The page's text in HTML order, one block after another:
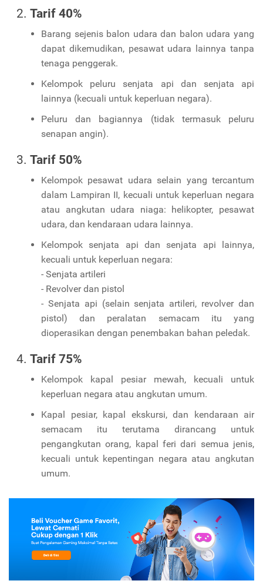
Tarif 40%
Barang sejenis balon udara dan balon udara yang
dapat dikemudikan, pesawat udara lainnya tanpa
tenaga penggerak.
Kelompok peluru senjata api dan senjata api
lainnya (kecuali untuk keperluan negara).
Peluru dan bagiannya (tidak termasuk peluru
senapan angin).
Tarif 50%
Kelompok pesawat udara selain yang tercantum
dalam Lampiran II, kecuali untuk keperluan negara
atau angkutan udara niaga: helikopter, pesawat
udara, dan kendaraan udara lainnya.
Kelompok senjata api dan senjata api lainnya,
kecuali untuk keperluan negara:
- Senjata artileri
- Revolver dan pistol
- Senjata api (selain senjata artileri, revolver dan
pistol) dan peralatan semacam itu yang
dioperasikan dengan penembakan bahan peledak.
Tarif 75%
Kelompok kapal pesiar mewah, kecuali untuk
keperluan negara atau angkutan umum.
Kapal pesiar, kapal ekskursi, dan kendaraan air
semacam itu terutama dirancang untuk
pengangkutan orang, kapal feri dari semua jenis,
kecuali untuk kepentingan negara atau angkutan
umum.